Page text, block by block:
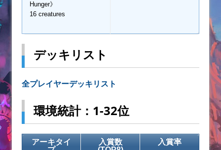
Hunger》
16 creatures
デッキリスト
全プレイヤーデッキリスト
環境統計：1-32位
アーキタイ
入賞数
入賞率